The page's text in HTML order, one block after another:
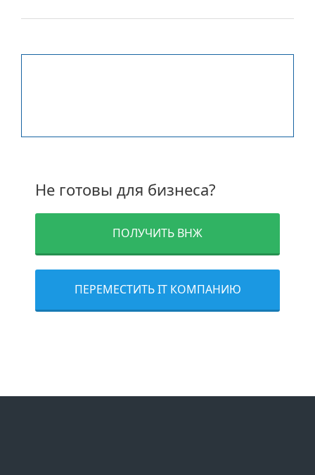
Не готовы для бизнеса?
ПОЛУЧИТЬ ВНЖ
ПЕРЕМЕСТИТЬ IT КОМПАНИЮ